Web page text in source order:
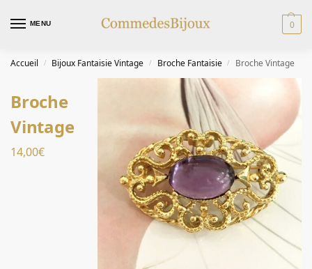
MENU 0
Accueil / Bijoux Fantaisie Vintage / Broche Fantaisie / Broche Vintage
Broche
Vintage
14,00€